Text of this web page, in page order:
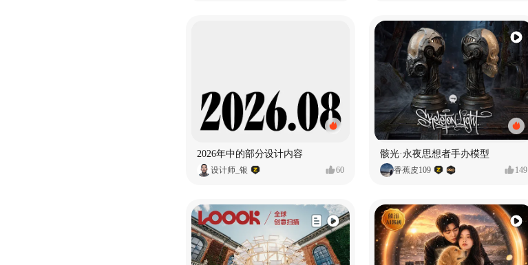
2026年中的部分设计内容
设计师_银 60
骸光·永夜思想者手办模型
香蕉皮109 149